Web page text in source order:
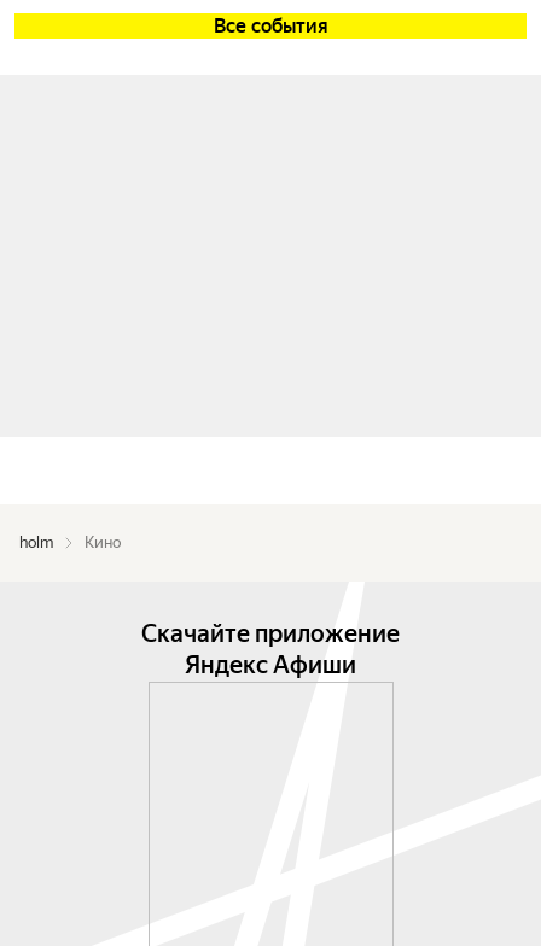
Все события
holm Кино
Скачайте приложение
Яндекс Афиши